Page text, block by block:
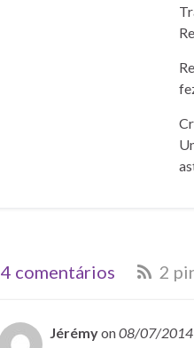
4 comentários 2
Jérémyon08/07/2014